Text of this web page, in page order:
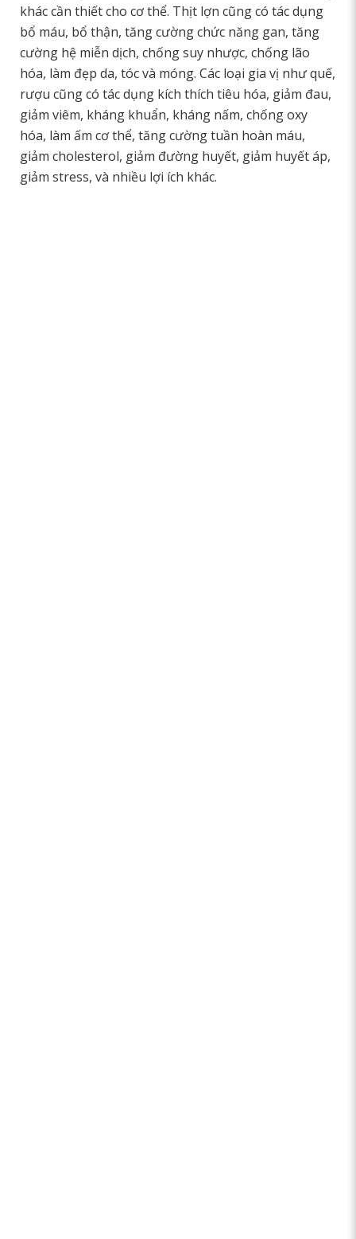
khác cần thiết cho cơ thể. Thịt lợn cũng có tác dụng
bổ máu, bổ thận, tăng cường chức năng gan, tăng
cường hệ miễn dịch, chống suy nhược, chống lão
hóa, làm đẹp da, tóc và móng. Các loại gia vị như quế,
rượu cũng có tác dụng kích thích tiêu hóa, giảm đau,
giảm viêm, kháng khuẩn, kháng nấm, chống oxy
hóa, làm ấm cơ thể, tăng cường tuần hoàn máu,
giảm cholesterol, giảm đường huyết, giảm huyết áp,
giảm stress, và nhiều lợi ích khác.